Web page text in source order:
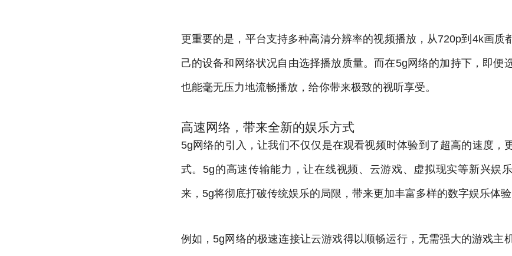
更重要的是，平台支持多种高清分辨率的视频播放，从720p到4k画质
己的设备和网络状况自由选择播放质量。而在5g网络的加持下，即便
也能毫无压力地流畅播放，给你带来极致的视听享受。
高速网络，带来全新的娱乐方式
5g网络的引入，让我们不仅仅是在观看视频时体验到了超高的速度，
式。5g的高速传输能力，让在线视频、云游戏、虚拟现实等新兴娱
来，5g将彻底打破传统娱乐的局限，带来更加丰富多样的数字娱乐体验
例如，5g网络的极速连接让云游戏得以顺畅运行，无需强大的游戏主